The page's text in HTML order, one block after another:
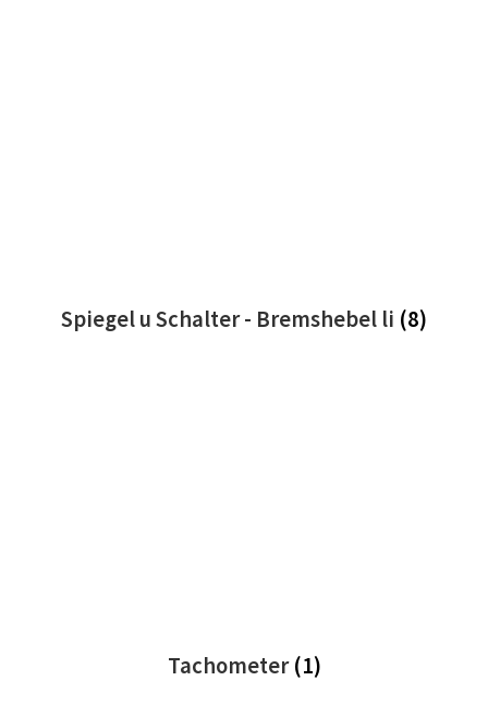
Spiegel u Schalter - Bremshebel li (8)
Tachometer(1)